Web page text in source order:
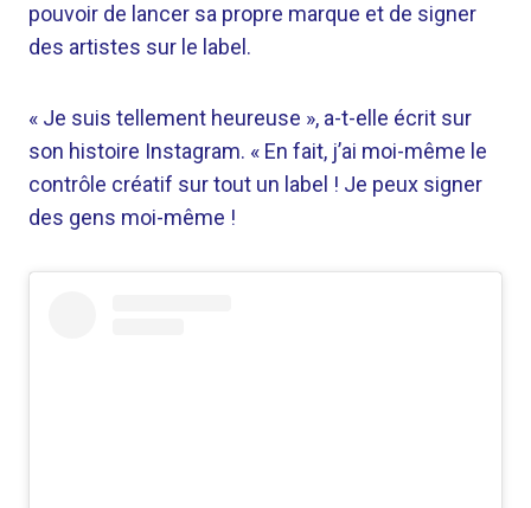
pouvoir de lancer sa propre marque et de signer
des artistes sur le label.
« Je suis tellement heureuse », a-t-elle écrit sur
son histoire Instagram. « En fait, j’ai moi-même le
contrôle créatif sur tout un label ! Je peux signer
des gens moi-même !